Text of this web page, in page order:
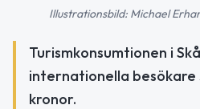
Illustrationsbild: Michael
Turismkonsumtionen i
internationella besökare
kronor.